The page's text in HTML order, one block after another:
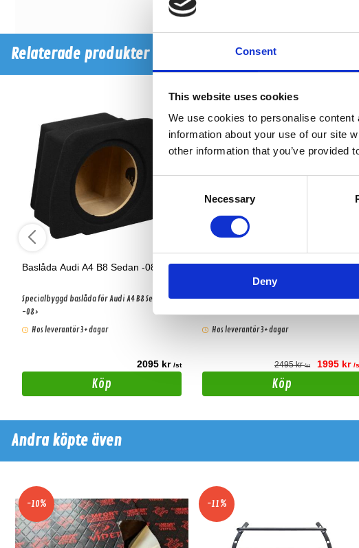
Consent
This website uses cookies
We use cookies to personalise
information about your use of our site
other information that you’ve provided
Necessary
Deny
Relaterade produkter
Baslåda Audi A4 B8 Sedan -08
Specialbyggd baslåda för Audi A4 B8 Sedan
-08>
Hos leverantör 3+ dagar
2095 kr /st
Köp
-20%
Baslåda Audi A4 B8 Avant -08
Specialbyggd baslåda för Audi A4 B8 Avant
-08>
Hos leverantör 3+ dagar
2495 kr/st 1995 kr /
Köp
Andra köpte även
-10% -11%